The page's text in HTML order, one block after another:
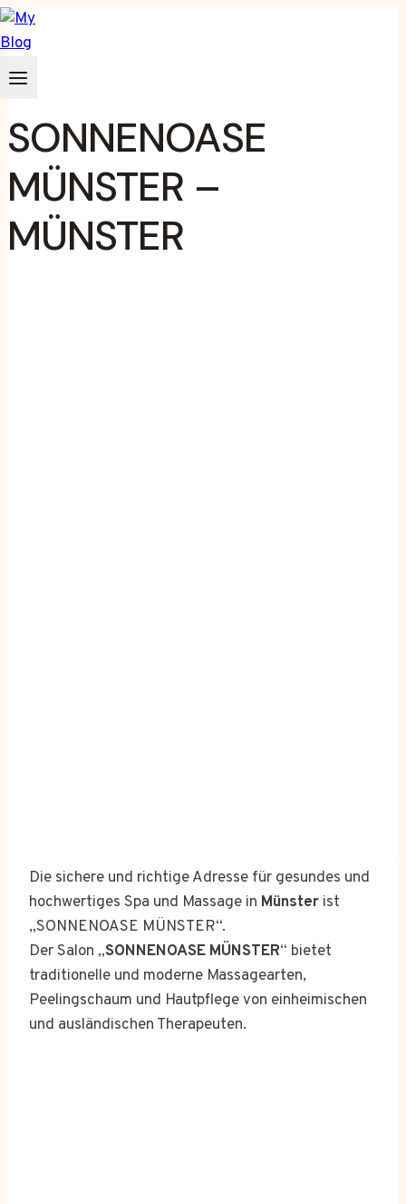
Zum
Inhalt
springen
SONNENOASE
MÜNSTER –
MÜNSTER
Die sichere und richtige Adresse für gesundes und
hochwertiges Spa und Massage in Münster ist
„SONNENOASE MÜNSTER“.
Der Salon „SONNENOASE MÜNSTER“ bietet
traditionelle und moderne Massagearten,
Peelingschaum und Hautpflege von einheimischen
und ausländischen Therapeuten.